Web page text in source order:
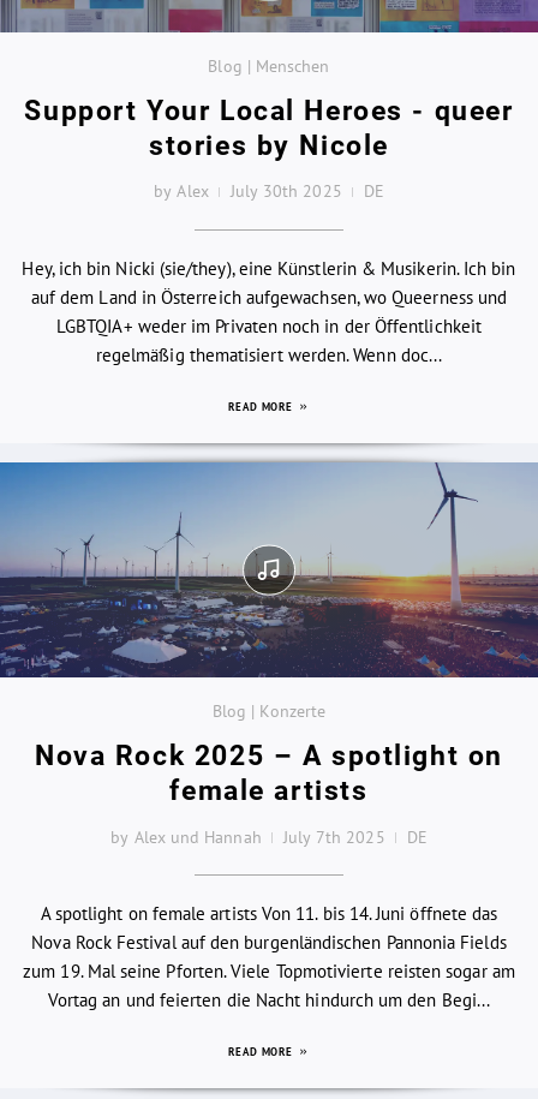
Blog | Menschen
Support Your Local Heroes - queer
stories by Nicole
by Alex July 30th 2025 DE
Hey, ich bin Nicki (sie/they), eine Künstlerin & Musikerin. Ich bin
auf dem Land in Österreich aufgewachsen, wo Queerness und
LGBTQIA+ weder im Privaten noch in der Öffentlichkeit
regelmäßig thematisiert werden. Wenn doc...
READ MORE
Blog | Konzerte
Nova Rock 2025 – A spotlight on
female artists
by Alex und Hannah July 7th 2025 DE
A spotlight on female artists Von 11. bis 14. Juni öffnete das
Nova Rock Festival auf den burgenländischen Pannonia Fields
zum 19. Mal seine Pforten. Viele Topmotivierte reisten sogar am
Vortag an und feierten die Nacht hindurch um den Begi...
READ MORE